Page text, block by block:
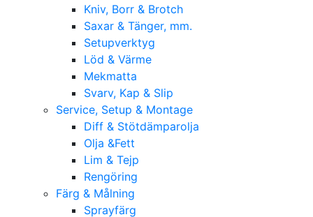
Kniv, Borr & Brotch
Saxar & Tänger, mm.
Setupverktyg
Löd & Värme
Mekmatta
Svarv, Kap & Slip
Service, Setup & Montage
Diff & Stötdämparolja
Olja &Fett
Lim & Tejp
Rengöring
Färg & Målning
Sprayfärg